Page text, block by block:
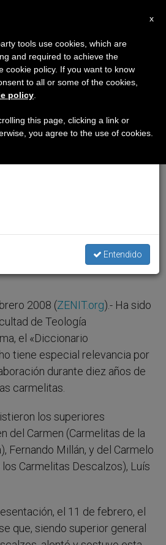
Roma el
carmelitas
h
2008 (ZENIT.org).- Ha sido
de Teología
el «Diccionario
tiene especial relevancia por
durante diez años de
carmelitas.
los superiores
del Carmen (Carmelitas de la
Fernando Millán, y del Carmelo
Carmelitas Descalzos), Luís
el 11 de febrero, el
que, siendo superior general
×
de agosto haremos la pausa
que en el periodo de verano
y también el
Entendido
x
tools use cookies, which are
and required to achieve the
cookie policy. If you want to know
to all or some of the cookies,
policy
this page, clicking a link or
you agree to the use of cookies.